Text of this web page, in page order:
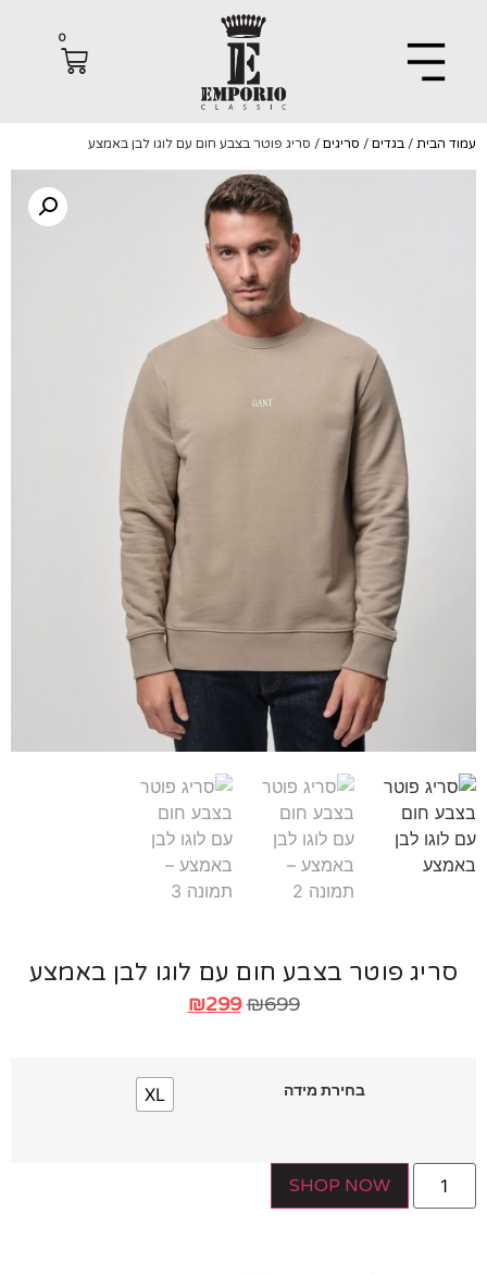
הבית/בגדים/סריגים / סריג פוטר בצבע חום עם לוגו לבן באמצע
פוטר בצבע חום עם לוגו לבן באמצע
₪
₪299
בחירת מידה
SHOP NOW